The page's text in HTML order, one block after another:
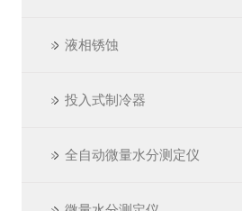
液相锈蚀
投入式制冷器
全自动微量水分测定仪